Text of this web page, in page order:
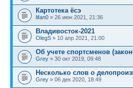
Картотека ёсэ
lifan0 » 26 июн 2021, 21:36
Владивосток-2021
OlegS » 10 апр 2021, 21:00
Об учете спортсменов
Grey » 30 окт 2019, 09:48
Несколько слов о
Grey » 06 дек 2020, 18:49